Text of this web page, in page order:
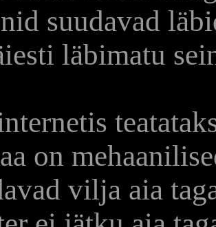
suudavad
läbimatu
on
vilja aia